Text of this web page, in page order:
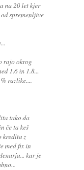
na 20 let kjer
spremenljive
rajo okrog
1.6 in 1.8...
razlike....
tako da
če ta keš
kredita z
med fix in
kar je